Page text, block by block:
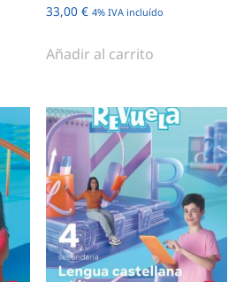
33,00 € 4% IVA incluído
Añadir al carrito